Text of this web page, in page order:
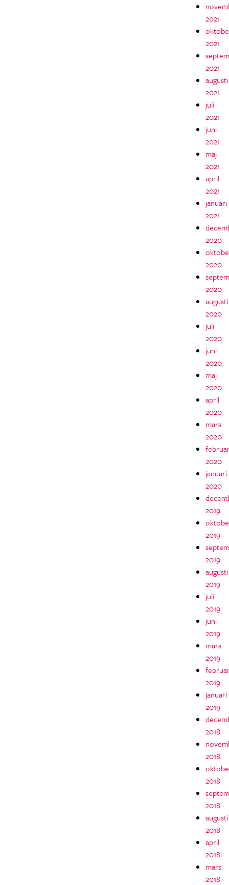
2021
2021
2021
augusti
2021
juli
2021
juni
2021
maj
2021
april
2021
januari
2021
2020
2020
2020
augusti
2020
juli
2020
juni
2020
maj
2020
april
2020
mars
2020
2020
januari
2020
2019
2019
2019
augusti
2019
juli
2019
juni
2019
mars
2019
2019
januari
2019
2018
2018
2018
2018
augusti
2018
april
2018
mars
2018